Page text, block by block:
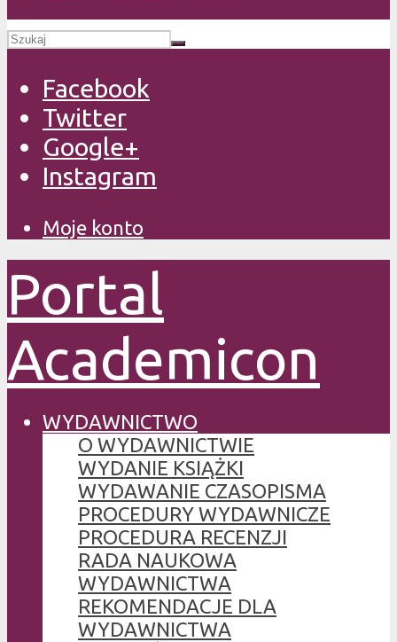
Facebook
Twitter
Google+
Instagram
Moje konto
Portal
Academicon
WYDAWNICTWO
O WYDAWNICTWIE
WYDANIE KSIĄŻKI
WYDAWANIE CZASOPISMA
PROCEDURY WYDAWNICZE
PROCEDURA RECENZJI
RADA NAUKOWA
WYDAWNICTWA
REKOMENDACJE DLA
WYDAWNICTWA